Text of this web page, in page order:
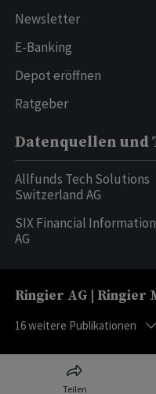
Teilen
Newsletter
E-Banking
Depot eröffnen
Ratgeber
Datenquellen
Allfunds Tech Solutions
Switzerland AG
SIX Financial Information
AG
Ringier AG | Ringier
16weitere Publikationen